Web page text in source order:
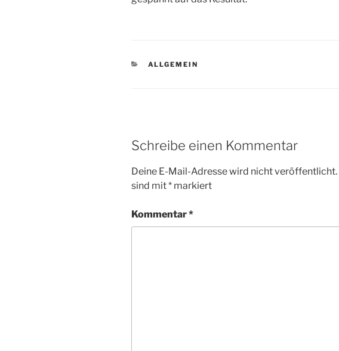
KATEGORIEN
ALLGEMEIN
Schreibe einen Kommentar
Deine E-Mail-Adresse wird nicht veröffentlicht.
sind mit* markiert
Kommentar*